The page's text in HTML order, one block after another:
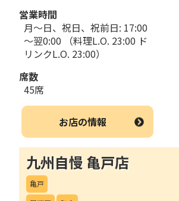
営業時間
月～日、祝日、祝前日: 17:00
～翌0:00 （料理L.O. 23:00 ド
リンクL.O. 23:00）
席数
45席
お店の情報
九州自慢 亀戸店
亀戸